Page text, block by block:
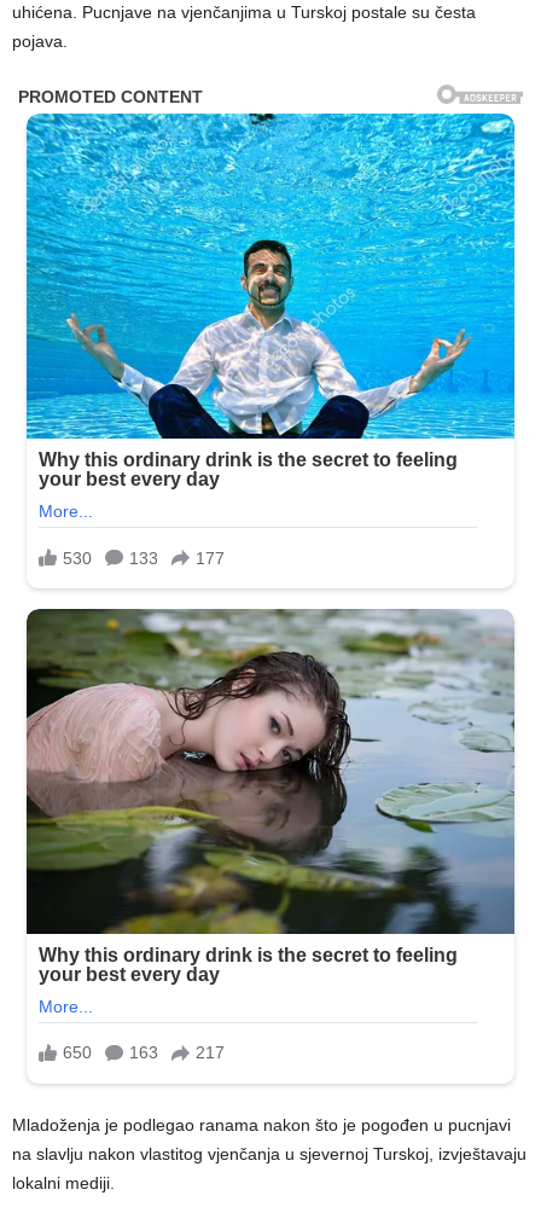
uhićena. Pucnjave na vjenčanjima u Turskoj postale su česta
pojava.
Mladoženja je podlegao ranama nakon što je pogođen u pucnjavi
na slavlju nakon vlastitog vjenčanja u sjevernoj Turskoj, izvještavaju
lokalni mediji.